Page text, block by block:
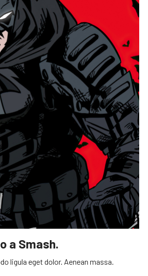
a Smash.
ligula eget dolor. Aenean massa.